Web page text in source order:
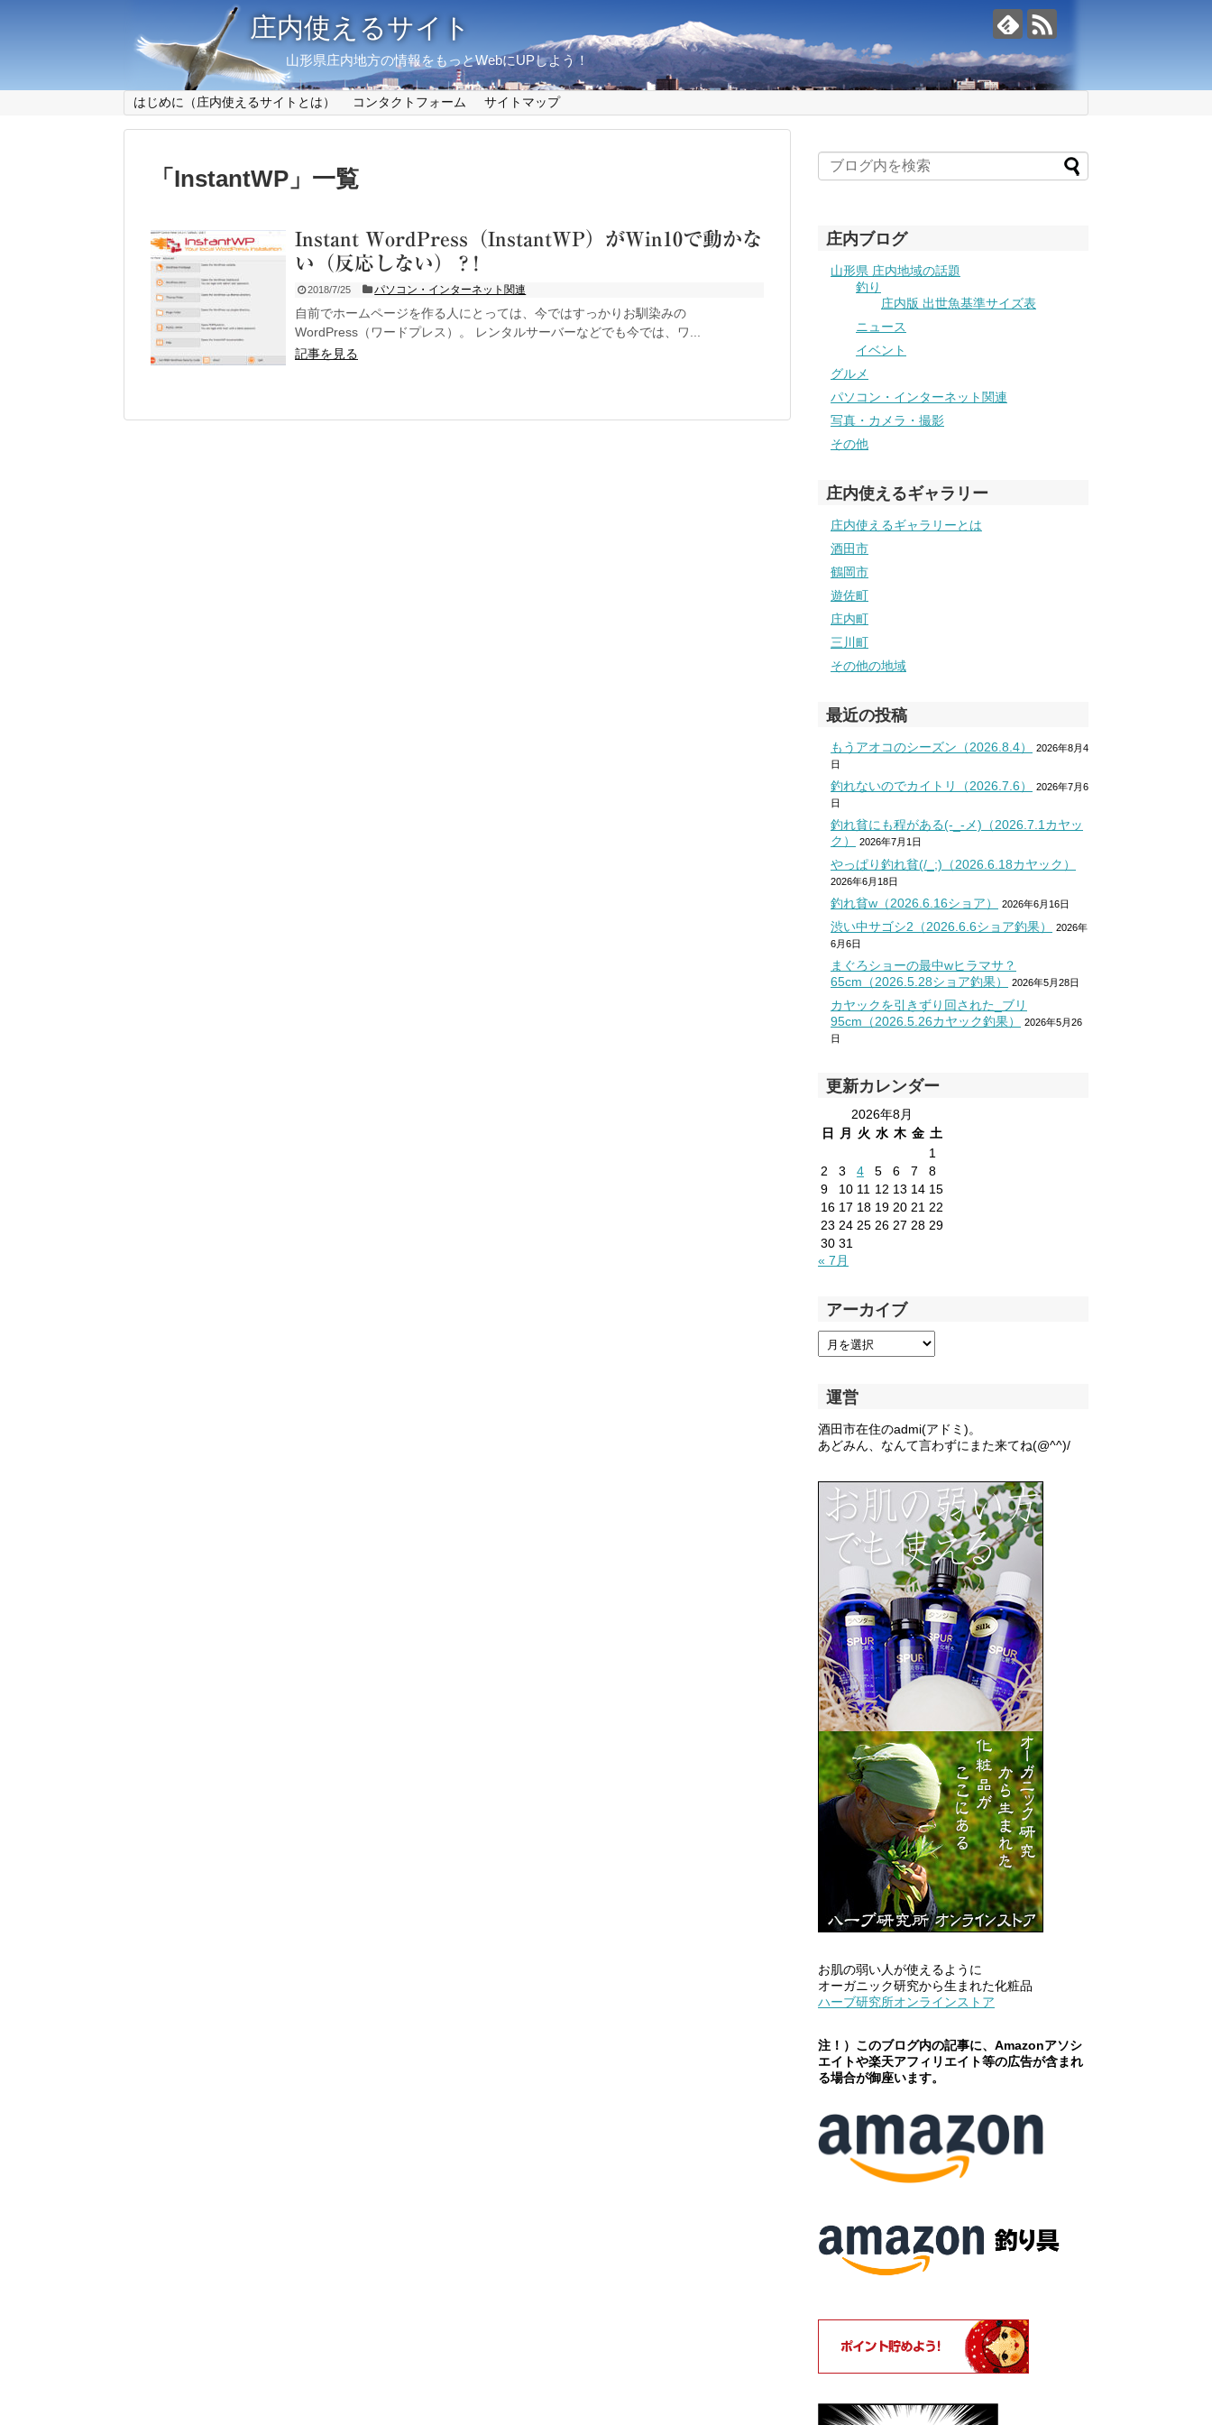
庄内使えるサイト
山形県庄内地方の情報をもっとWebにUPしよう！
はじめに（庄内使えるサイトとは） コンタクトフォーム サイトマップ
「 InstantWP 」 一覧
Instant WordPress（InstantWP）がWin10で動かな
い（反応しない）？!
2018/7/25 パソコン・インターネット関連
自前でホームページを作る人にとっては、今ではすっかりお馴染みの
WordPress（ワードプレス）。 レンタルサーバーなどでも今では、ワ...
記事を見る
庄内ブログ
山形県 庄内地域の話題
釣り
庄内版 出世魚基準サイズ表
ニュース
イベント
グルメ
パソコン・インターネット関連
写真・カメラ・撮影
その他
庄内使えるギャラリー
庄内使えるギャラリーとは
酒田市
鶴岡市
遊佐町
庄内町
三川町
その他の地域
最近の投稿
もうアオコのシーズン（2026.8.4）
2026年8月4
日
釣れないのでカイトリ（2026.7.6）
2026年7月6
日
釣れ貧にも程がある(-_-メ)（2026.7.1カヤッ
ク）
2026年7月1日
やっぱり釣れ貧(/_;)（2026.6.18カヤック）
2026年6月18日
釣れ貧w（2026.6.16ショア） 2026年6月16日
渋い中サゴシ2（2026.6.6ショア釣果）
2026年
6月6日
まぐろショーの最中wヒラマサ？
65cm（2026.5.28ショア釣果）
2026年5月28日
カヤックを引きずり回された_ブリ
95cm（2026.5.26カヤック釣果）
2026年5月26
日
更新カレンダー
2026年8月
日
月 火 水 木 金 土
1
2
3 4 5 6 7
8
9
10 11 12 13 14 15
16 17 18 19 20 21 22
23 24 25 26 27 28 29
30 31
« 7月
アーカイブ
運営
酒田市在住のadmi(アドミ)。
あどみん、なんて言わずにまた来てね(@^^)/
お肌の弱い人が使えるように
オーガニック研究から生まれた化粧品
ハーブ研究所オンラインストア
注！）このブログ内の記事に、Amazonアソシ
エイトや楽天アフィリエイト等の広告が含まれ
る場合が御座います。